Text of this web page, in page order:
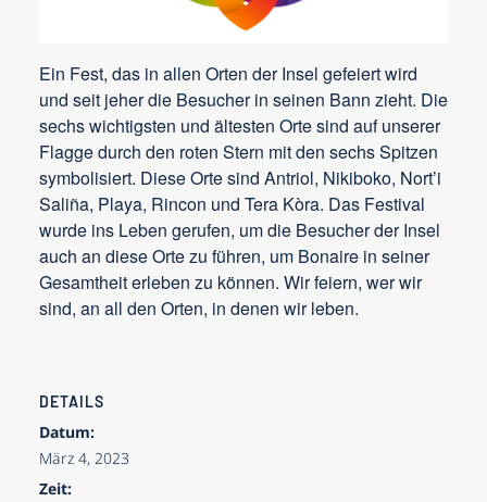
Ein Fest, das in allen Orten der Insel gefeiert wird
und seit jeher die Besucher in seinen Bann zieht. Die
sechs wichtigsten und ältesten Orte sind auf unserer
Flagge durch den roten Stern mit den sechs Spitzen
symbolisiert. Diese Orte sind Antriol, Nikiboko, Nort’i
Saliña, Playa, Rincon und Tera Kòra. Das Festival
wurde ins Leben gerufen, um die Besucher der Insel
auch an diese Orte zu führen, um Bonaire in seiner
Gesamtheit erleben zu können. Wir feiern, wer wir
sind, an all den Orten, in denen wir leben.
DETAILS
Datum:
März 4, 2023
Zeit: